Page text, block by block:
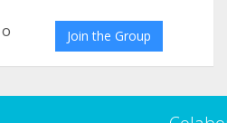
o Join the Group